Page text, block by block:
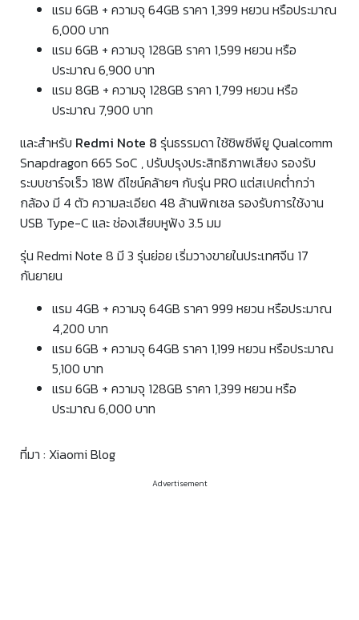
แรม 6GB + ความจุ 64GB ราคา 1,399 หยวน หรือประมาณ
6,000 บาท
แรม 6GB + ความจุ 128GB ราคา 1,599 หยวน หรือ
ประมาณ 6,900 บาท
แรม 8GB + ความจุ 128GB ราคา 1,799 หยวน หรือ
ประมาณ 7,900 บาท
และสำหรับ Redmi Note 8 รุ่นธรรมดา ใช้ชิพซีพียู Qualcomm
Snapdragon 665 SoC , ปรับปรุงประสิทธิภาพเสียง รองรับ
ระบบชาร์จเร็ว 18W ดีไซน์คล้ายๆ กับรุ่น PRO แต่สเปคต่ำกว่า
กล้อง มี 4 ตัว ความละเอียด 48 ล้านพิกเซล รองรับการใช้งาน
USB Type-C และ ช่องเสียบหูฟัง 3.5 มม
รุ่น Redmi Note 8 มี 3 รุ่นย่อย เริ่มวางขายในประเทศจีน 17
กันยายน
แรม 4GB + ความจุ 64GB ราคา 999 หยวน หรือประมาณ
4,200 บาท
แรม 6GB + ความจุ 64GB ราคา 1,199 หยวน หรือประมาณ
5,100 บาท
แรม 6GB + ความจุ 128GB ราคา 1,399 หยวน หรือ
ประมาณ 6,000 บาท
ที่มา : Xiaomi Blog
Advertisement